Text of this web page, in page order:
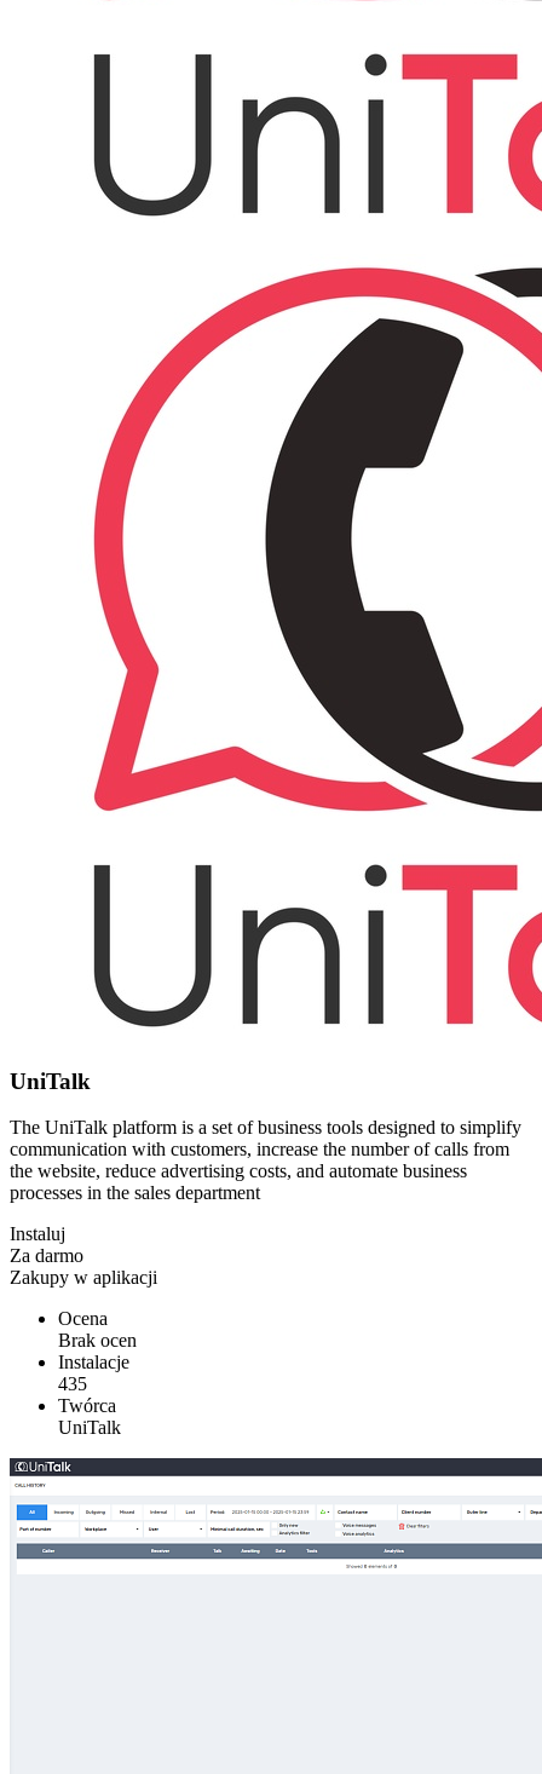
UniTalk
The UniTalk platform is a set of business tools designed to simplify
communication with customers, increase the number of calls from
the website, reduce advertising costs, and automate business
processes in the sales department
Instaluj
Za darmo
Zakupy w aplikacji
Ocena
Brak ocen
Instalacje
435
Twórca
UniTalk